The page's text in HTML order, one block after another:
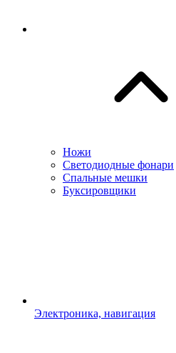
Ножи
Светодиодные фонари
Спальные мешки
Буксировщики
Электроника, навигация